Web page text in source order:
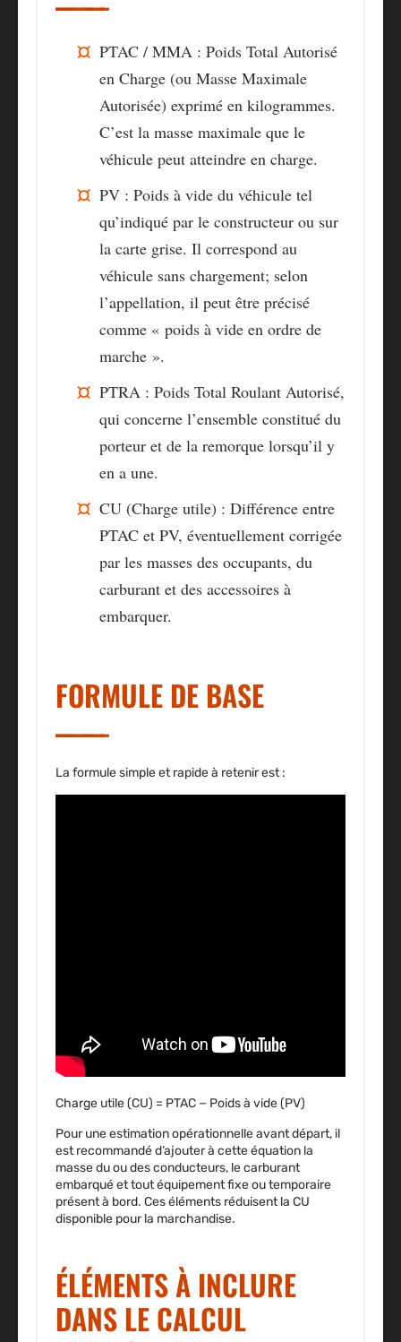
PTAC / MMA : Poids Total Autorisé
en Charge (ou Masse Maximale
Autorisée) exprimé en kilogrammes.
C’est la masse maximale que le
véhicule peut atteindre en charge.
PV : Poids à vide du véhicule tel
qu’indiqué par le constructeur ou sur
la carte grise. Il correspond au
véhicule sans chargement; selon
l’appellation, il peut être précisé
comme « poids à vide en ordre de
marche ».
PTRA : Poids Total Roulant Autorisé,
qui concerne l’ensemble constitué du
porteur et de la remorque lorsqu’il y
en a une.
CU (Charge utile) : Différence entre
PTAC et PV, éventuellement corrigée
par les masses des occupants, du
carburant et des accessoires à
embarquer.
FORMULE DE BASE
La formule simple et rapide à retenir est :
Charge utile (CU) = PTAC − Poids à vide (PV)
Pour une estimation opérationnelle avant départ, il
est recommandé d’ajouter à cette équation la
masse du ou des conducteurs, le carburant
embarqué et tout équipement fixe ou temporaire
présent à bord. Ces éléments réduisent la CU
disponible pour la marchandise.
ÉLÉMENTS À INCLURE
DANS LE CALCUL